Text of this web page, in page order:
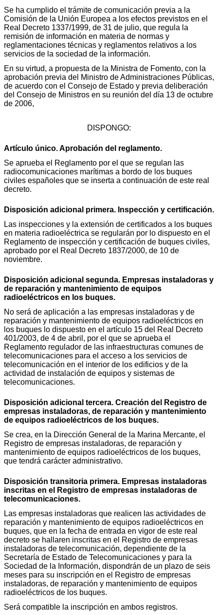
Se ha cumplido el trámite de comunicación previa a la
Comisión de la Unión Europea a los efectos previstos en el
Real Decreto 1337/1999, de 31 de julio, que regula la
remisión de información en materia de normas y
reglamentaciones técnicas y reglamentos relativos a los
servicios de la sociedad de la información.
En su virtud, a propuesta de la Ministra de Fomento, con la
aprobación previa del Ministro de Administraciones Públicas,
de acuerdo con el Consejo de Estado y previa deliberación
del Consejo de Ministros en su reunión del día 13 de octubre
de 2006,
DISPONGO:
Artículo único. Aprobación del reglamento.
Se aprueba el Reglamento por el que se regulan las
radiocomunicaciones marítimas a bordo de los buques
civiles españoles que se inserta a continuación de este real
decreto.
Disposición adicional primera. Inspección y certificación.
Las inspecciones y la extensión de certificados a los buques
en materia radioeléctrica se regularán por lo dispuesto en el
Reglamento de inspección y certificación de buques civiles,
aprobado por el Real Decreto 1837/2000, de 10 de
noviembre.
Disposición adicional segunda. Empresas instaladoras y
de reparación y mantenimiento de equipos
radioeléctricos en los buques.
No será de aplicación a las empresas instaladoras y de
reparación y mantenimiento de equipos radioeléctricos en
los buques lo dispuesto en el artículo 15 del Real Decreto
401/2003, de 4 de abril, por el que se aprueba el
Reglamento regulador de las infraestructuras comunes de
telecomunicaciones para el acceso a los servicios de
telecomunicación en el interior de los edificios y de la
actividad de instalación de equipos y sistemas de
telecomunicaciones.
Disposición adicional tercera. Creación del Registro de
empresas instaladoras, de reparación y mantenimiento
de equipos radioeléctricos de los buques.
Se crea, en la Dirección General de la Marina Mercante, el
Registro de empresas instaladoras, de reparación y
mantenimiento de equipos radioeléctricos de los buques,
que tendrá carácter administrativo.
Disposición transitoria primera. Empresas instaladoras
inscritas en el Registro de empresas instaladoras de
telecomunicaciones.
Las empresas instaladoras que realicen las actividades de
reparación y mantenimiento de equipos radioeléctricos en
buques, que en la fecha de entrada en vigor de este real
decreto se hallaren inscritas en el Registro de empresas
instaladoras de telecomunicación, dependiente de la
Secretaría de Estado de Telecomunicaciones y para la
Sociedad de la Información, dispondrán de un plazo de seis
meses para su inscripción en el Registro de empresas
instaladoras, de reparación y mantenimiento de equipos
radioeléctricos de los buques.
Será compatible la inscripción en ambos registros.